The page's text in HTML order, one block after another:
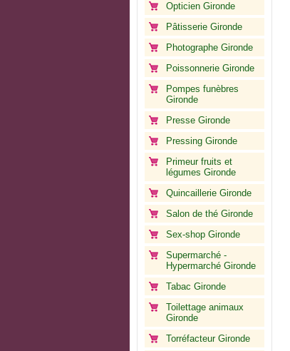
Opticien Gironde
Pâtisserie Gironde
Photographe Gironde
Poissonnerie Gironde
Pompes funèbres
Gironde
Presse Gironde
Pressing Gironde
Primeur fruits et
légumes Gironde
Quincaillerie Gironde
Salon de thé Gironde
Sex-shop Gironde
Supermarché -
Hypermarché Gironde
Tabac Gironde
Toilettage animaux
Gironde
Torréfacteur Gironde